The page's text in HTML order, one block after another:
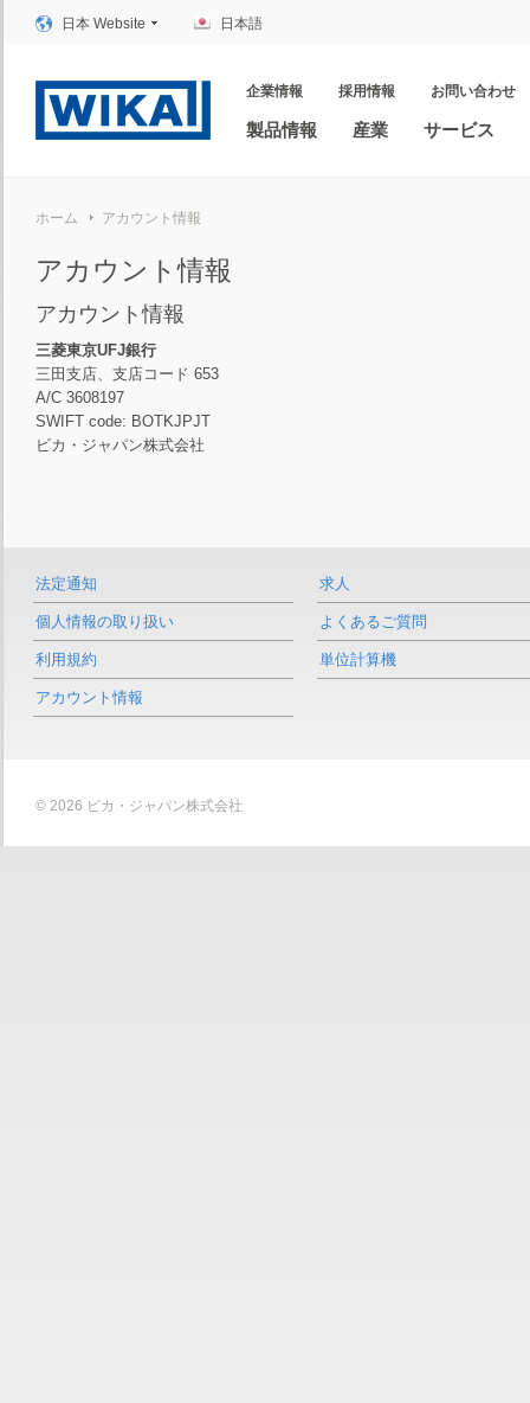
日本 Website 日本語
企業情報 採用情報 お問い合わせ
製品情報 産業 サービス
ホーム アカウント情報
アカウント情報
アカウント情報
三菱東京UFJ銀行
三田支店、支店コード 653
A/C 3608197
SWIFT code: BOTKJPJT
ビカ・ジャパン株式会社
法定通知
個人情報の取り扱い
利用規約
アカウント情報
求人
よくあるご質問
単位計算機
© 2026 ビカ・ジャパン株式会社